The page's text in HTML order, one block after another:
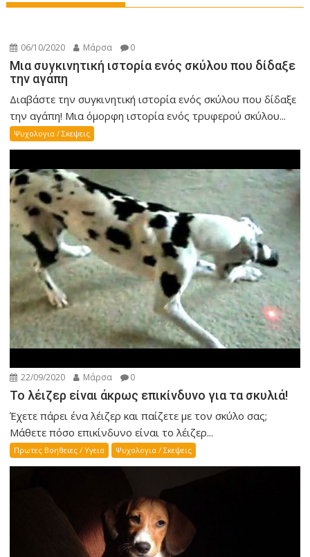
06/10/2020 Μάρσα 0
Μια συγκινητική ιστορία ενός σκύλου που δίδαξε
την αγάπη
Διαβάστε την συγκινητική ιστορία ενός σκύλου που δίδαξε
την αγάπη! Mια όμορφη ιστορία ενός τρυφερού σκύλου...
Ψυχολογια / Σκεψεις
22/09/2020 Μάρσα 0
Το λέιζερ είναι άκρως επικίνδυνο για τα σκυλιά!
Έχετε πάρει ένα λέιζερ και παίζετε με τον σκύλο σας;
Μάθετε πόσο επικίνδυνο είναι το λέιζερ...
Πρωτες Βοηθειες / Υγεια Ψυχολογια / Σκεψεις